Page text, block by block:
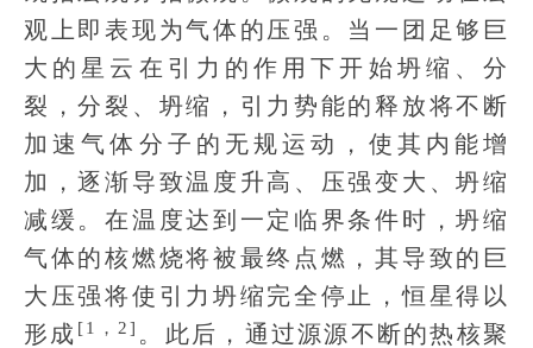
观上即表现为气体的压强。当一团足够巨
大的星云在引力的作用下开始坍缩、分
裂，分裂、坍缩，引力势能的释放将不断
加速气体分子的无规运动，使其内能增
加，逐渐导致温度升高、压强变大、坍缩
减缓。在温度达到一定临界条件时，坍缩
气体的核燃烧将被最终点燃，其导致的巨
大压强将使引力坍缩完全停止，恒星得以
形成 [1，2] 。此后，通过源源不断的热核聚